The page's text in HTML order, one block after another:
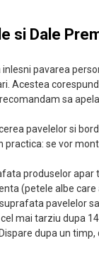
si Dale
inlesni pavarea
Acestea
sa
pavelelor si
practica: se vor
produselor apar
(petele albe
pavelelor
mai tarziu dupa
dupa un